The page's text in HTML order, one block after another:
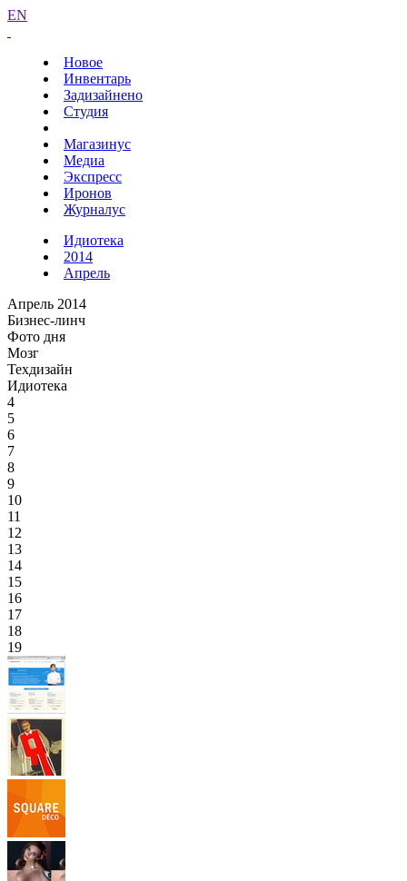
EN
Новое
Инвентарь
Задизайнено
Студия
Магазинус
Медиа
Экспресс
Иронов
Журналус
Идиотека
2014
Апрель
Апрель 2014
Бизнес-линч
Фото дня
Мозг
Техдизайн
Идиотека
4
5
6
7
8
9
10
11
12
13
14
15
16
17
18
19